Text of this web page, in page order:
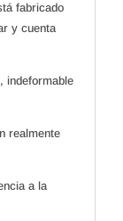
fabricado
y cuenta
indeformable
realmente
a la